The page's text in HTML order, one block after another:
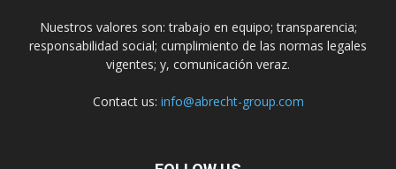
Nuestros valores son: trabajo en equipo; transparencia;
responsabilidad social; cumplimiento de las normas legales
vigentes; y, comunicación veraz.
Contact us: info@abrecht-group.com